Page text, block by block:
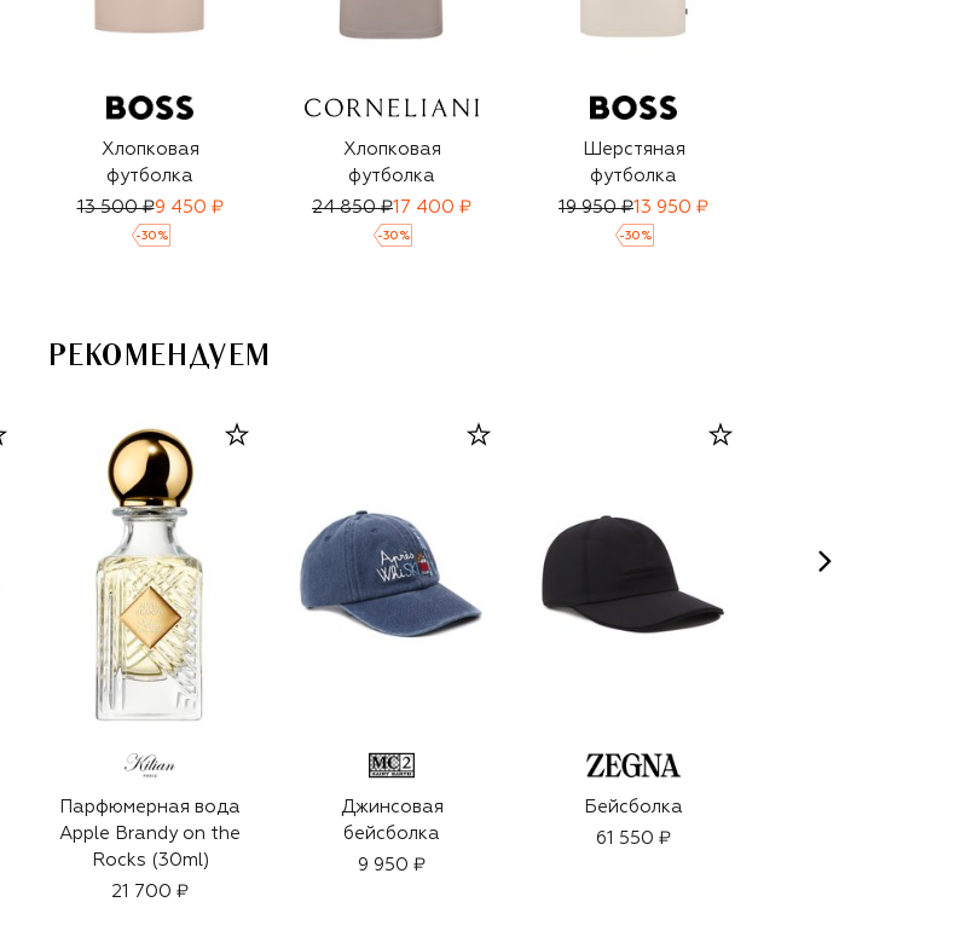
Хлопковая
футболка
13 500 ₽9 450 ₽
-30 %
Хлопковая
футболка
24 850 ₽17 400 ₽
-30 %
Шерстяная
футболка
19 950 ₽13 950 ₽
-30 %
РЕКОМЕНДУЕМ
Парфюмерная вода
Apple Brandy on the
Rocks (30ml)
21 700 ₽
Джинсовая
бейсболка
9 950 ₽
Бейсболка
61 550 ₽